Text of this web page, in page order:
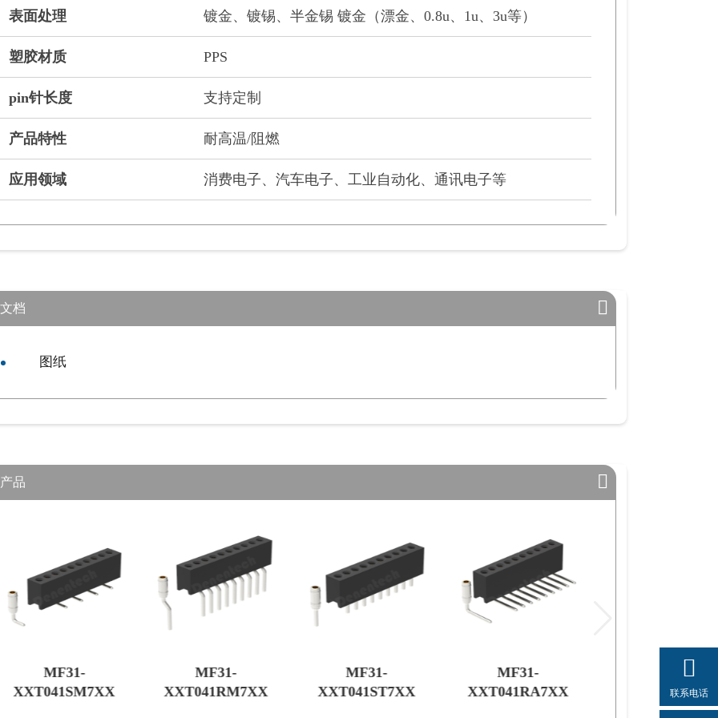
表面处理 镀金、镀锡、半金锡 镀金（漂金、0.8u、1u、3u等）
塑胶材质 PPS
pin针长度 支持定制
产品特性 耐高温/阻燃
应用领域 消费电子、汽车电子、工业自动化、通讯电子等
档
图纸
品
MF31-
XXT041SM7XX
MF31-
XXT041RM7XX
MF31-
XXT041ST7XX
MF31-
XXT041RA7XX
MF31-
联系电话